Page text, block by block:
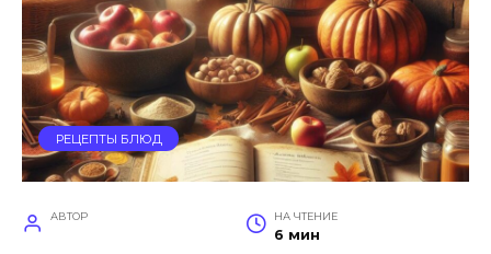
РЕЦЕПТЫ БЛЮД
АВТОР НА ЧТЕНИЕ
6 мин